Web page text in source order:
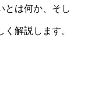
とは何か、そし
解説します。